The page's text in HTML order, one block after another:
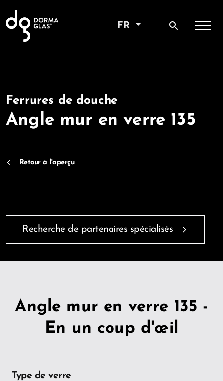
Ferrures de douche
Angle mur en verre 135
Retour à l'aperçu
Recherche de partenaires spécialisés
Angle mur en verre 135 -
En un coup d'œil
Type de verre
FR search